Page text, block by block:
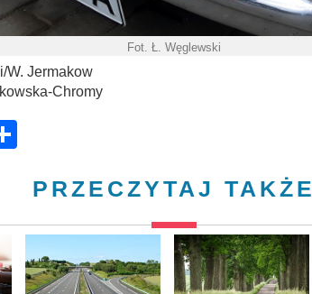
Fot. Ł. Węglewski
W. Jermakow
Chromy
PRZECZYTAJ TAKŻE